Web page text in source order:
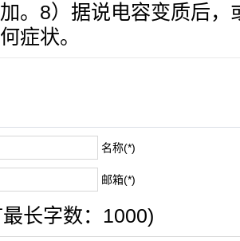
。8）据说电容变质后
症状。
名称(*)
邮箱(*)
长字数：1000)